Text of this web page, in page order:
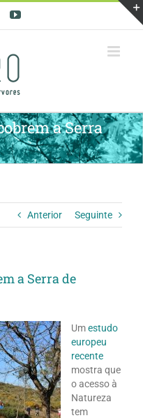
YouTube
a Serra
Anterior Seguinte
a Serra de
Umestudo
europeu
recente
mostra que
o acesso à
Natureza
tem